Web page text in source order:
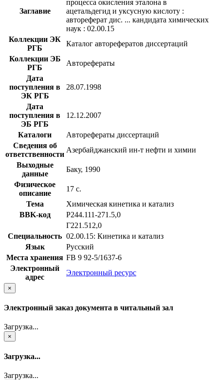
Заглавие
процесса окисления эталона в
ацетальдегид и уксусную кислоту :
автореферат дис. ... кандидата химических
наук : 02.00.15
Коллекции ЭК
РГБ
Каталог авторефератов диссертаций
Коллекции ЭБ
РГБ
Авторефераты
Дата
поступления в
ЭК РГБ
28.07.1998
Дата
поступления в
ЭБ РГБ
12.12.2007
Каталоги
Авторефераты диссертаций
Сведения об
ответственности
Азербайджанский ин-т нефти и химии
Выходные
данные
Баку, 1990
Физическое
описание
17 с.
Тема
Химическая кинетика и катализ
BBK-код
Р244.111-271.5,0
Г221.512,0
Специальность 02.00.15: Кинетика и катализ
Язык
Русский
Места хранения FB 9 92-5/1637-6
Электронный
адрес
Электронный ресурс
×
Электронный заказ документа в читальный зал
Загрузка...
×
Загрузка...
Загрузка...